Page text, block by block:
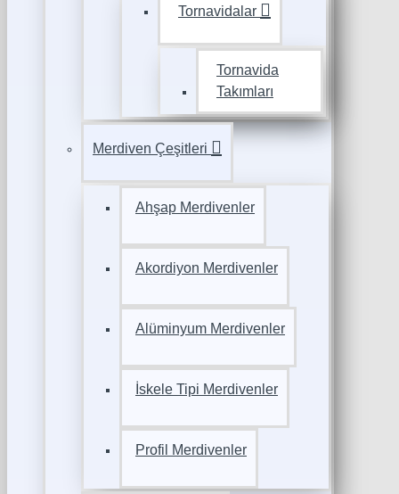
Tornavidalar
Tornavida
Takımları
Merdiven Çeşitleri
Ahşap Merdivenler
Akordiyon Merdivenler
Alüminyum Merdivenler
İskele Tipi Merdivenler
Profil Merdivenler